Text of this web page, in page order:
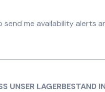
send me availability alerts
UNSER LAGERBESTAND